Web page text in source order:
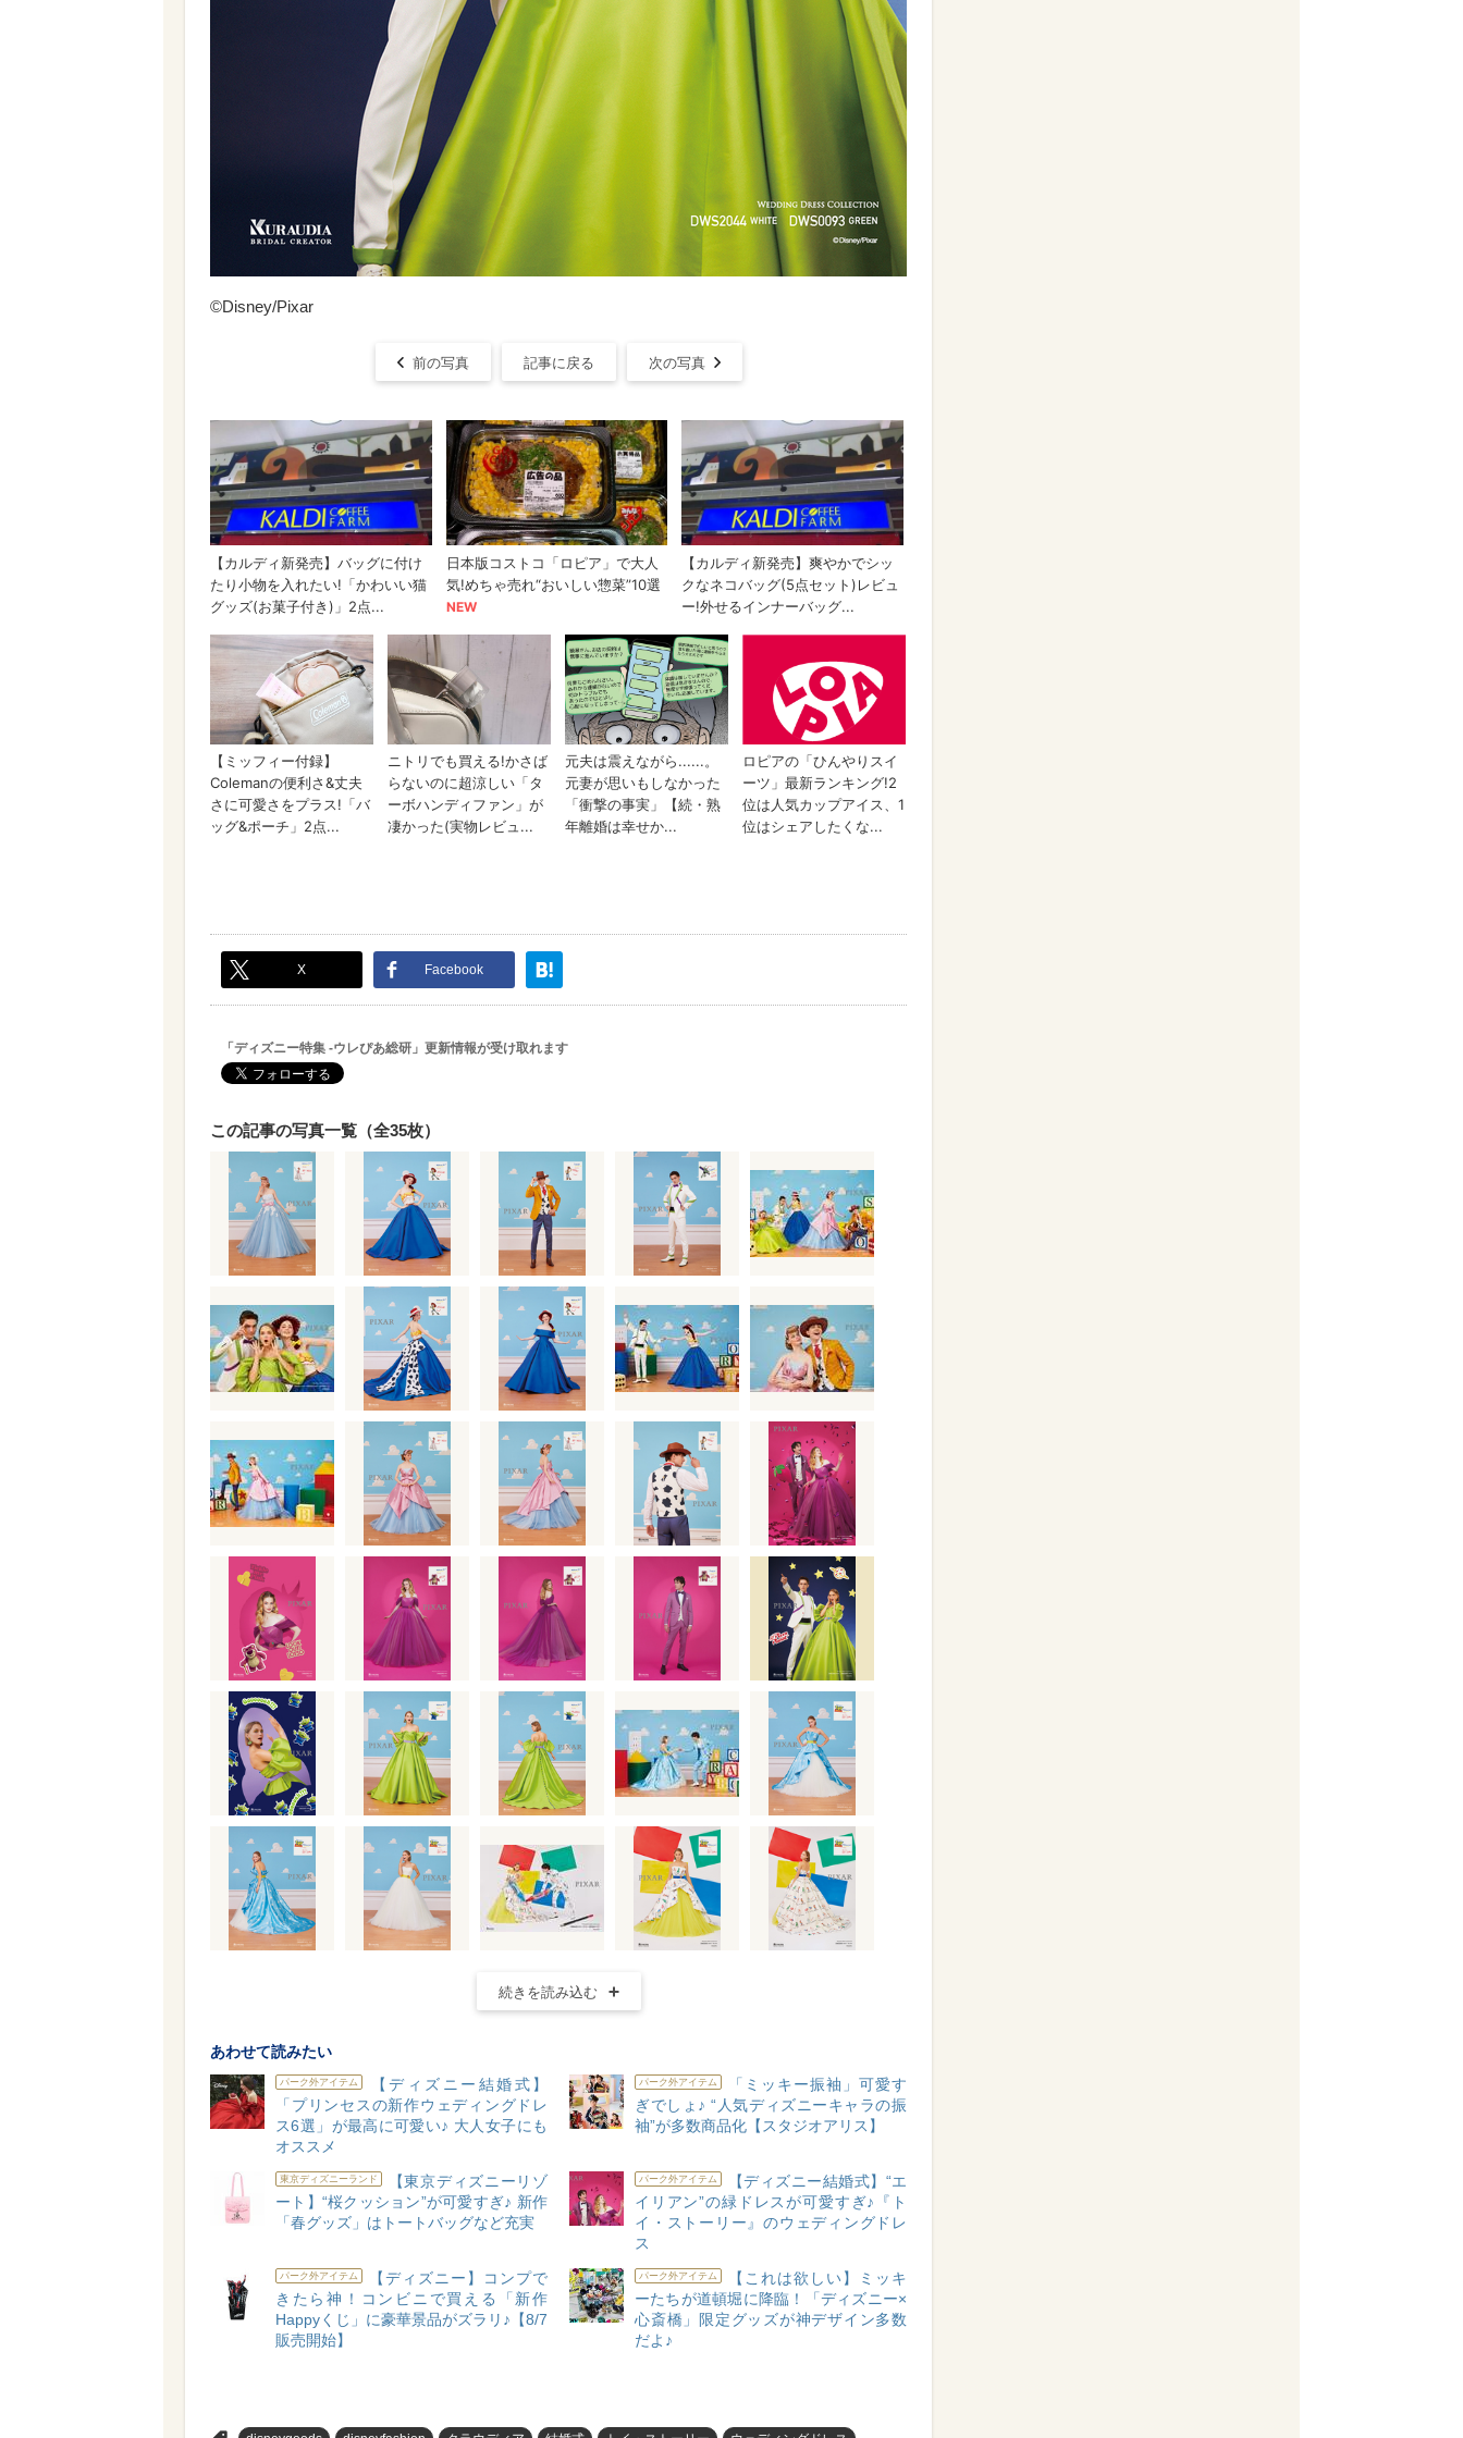
©Disney/Pixar
前の写真 記事に戻る 次の写真
X Facebook
「ディズニー特集 -ウレぴあ総研」更新情報が受け取れます
この記事の写真一覧（全35枚）
続きを読み込む
あわせて読みたい
パーク外アイテム
【ディズニー結婚式】
「プリンセスの新作ウェディングドレ
ス6選」が最高に可愛い♪ 大人女子にも
オススメ
パーク外アイテム
「ミッキー振袖」可愛す
ぎでしょ♪ “人気ディズニーキャラの振
袖”が多数商品化【スタジオアリス】
東京ディズニーランド
【東京ディズニーリゾ
ート】“桜クッション”が可愛すぎ♪ 新作
「春グッズ」はトートバッグなど充実
パーク外アイテム
【ディズニー結婚式】“エ
イリアン”の緑ドレスが可愛すぎ♪『ト
イ・ストーリー』のウェディングドレ
ス
パーク外アイテム
【ディズニー】コンプで
きたら神！コンビニで買える「新作
Happyくじ」に豪華景品がズラリ♪【8/7
販売開始】
パーク外アイテム
【これは欲しい】ミッキ
ーたちが道頓堀に降臨！「ディズニー×
心斎橋」限定グッズが神デザイン多数
だよ♪